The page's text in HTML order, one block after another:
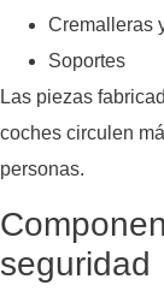
Cremalleras
Soportes
Las piezas
coches circulen
personas.
seguridad